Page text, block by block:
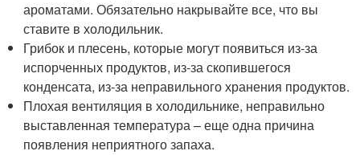
ароматами. Обязательно накрывайте все, что вы
ставите в холодильник.
Грибок и плесень, которые могут появиться из-за
испорченных продуктов, из-за скопившегося
конденсата, из-за неправильного хранения продуктов.
Плохая вентиляция в холодильнике, неправильно
выставленная температура – еще одна причина
появления неприятного запаха.